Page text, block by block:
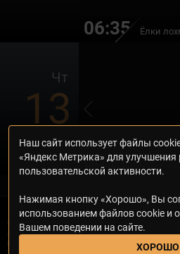
06:35 Ёлки
Чт
13
06:20
© 2000—2026. Редакция телеканала «Дом
любые материалы, опубликованные на
использование материалов возможно
Наш сайт использует файлы
«Яндекс Метрика» для улучшения
пользовательской активности.
Нажимая кнопку «Хорошо», Вы
использованием файлов cookie и
Вашем поведении на сайте.
ХОРОШО